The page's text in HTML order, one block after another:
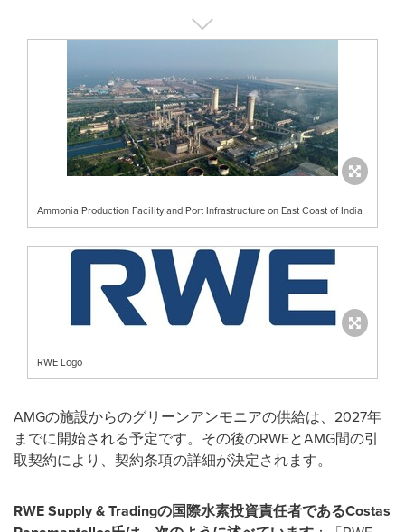
Ammonia Production Facility and Port Infrastructure on East Coast of India
RWE Logo
AMGの施設からのグリーンアンモニアの供給は、2027年
までに開始される予定です。その後のRWEとAMG間の引
取契約により、契約条項の詳細が決定されます。
RWE Supply & Tradingの国際水素投資責任者であるCostas